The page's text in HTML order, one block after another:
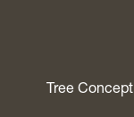
Tree Concept